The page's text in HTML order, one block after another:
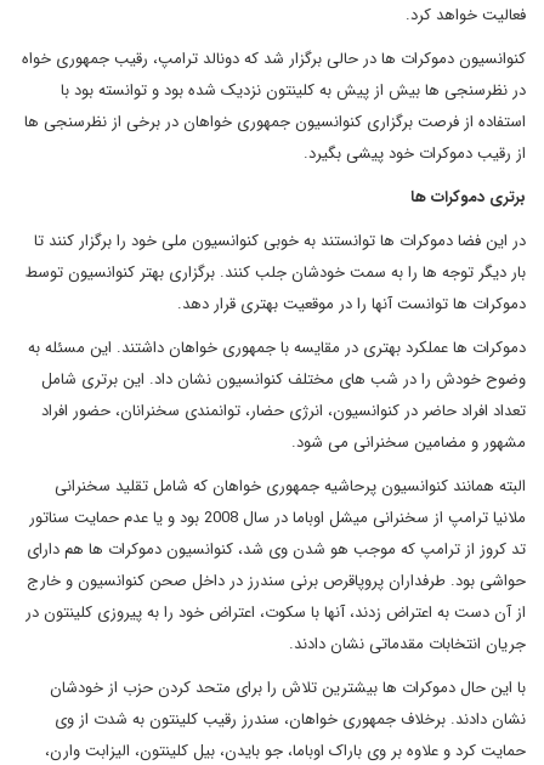
فعالیت خواهد کرد.
کنوانسیون دموکرات ها در حالی برگزار شد که دونالد ترامپ، رقیب جمهوری خواه
در نظرسنجی ها بیش از پیش به کلینتون نزدیک شده بود و توانسته بود با
استفاده از فرصت برگزاری کنوانسیون جمهوری خواهان در برخی از نظرسنجی ها
از رقیب دموکرات خود پیشی بگیرد.
برتری دموکرات ها
در این فضا دموکرات ها توانستند به خوبی کنوانسیون ملی خود را برگزار کنند تا
بار دیگر توجه ها را به سمت خودشان جلب کنند. برگزاری بهتر کنوانسیون توسط
دموکرات ها توانست آنها را در موقعیت بهتری قرار دهد.
دموکرات ها عملکرد بهتری در مقایسه با جمهوری خواهان داشتند. این مسئله به
وضوح خودش را در شب های مختلف کنوانسیون نشان داد. این برتری شامل
تعداد افراد حاضر در کنوانسیون، انرژی حضار، توانمندی سخنرانان، حضور افراد
مشهور و مضامین سخنرانی می شود.
البته همانند کنوانسیون پرحاشیه جمهوری خواهان که شامل تقلید سخنرانی
ملانیا ترامپ از سخنرانی میشل اوباما در سال 2008 بود و یا عدم حمایت سناتور
تد کروز از ترامپ که موجب هو شدن وی شد، کنوانسیون دموکرات ها هم دارای
حواشی بود. طرفداران پروپاقرص برنی سندرز در داخل صحن کنوانسیون و خارج
از آن دست به اعتراض زدند، آنها با سکوت، اعتراض خود را به پیروزی کلینتون در
جریان انتخابات مقدماتی نشان دادند.
با این حال دموکرات ها بیشترین تلاش را برای متحد کردن حزب از خودشان
نشان دادند. برخلاف جمهوری خواهان، سندرز رقیب کلینتون به شدت از وی
حمایت کرد و علاوه بر وی باراک اوباما، جو بایدن، بیل کلینتون، الیزابت وارن،